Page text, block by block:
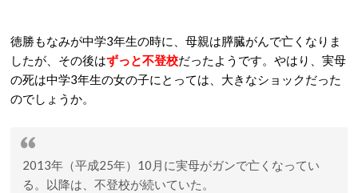
徳勝もなみが中学3年生の時に、母親は膵臓がんで亡くなりま
したが、その後はずっと不登校だったようです。やはり、実母
の死は中学3年生の女の子にとっては、大きなショックだった
のでしょうか。
2013年（平成25年）10月に実母がガンで亡くなってい
る。以降は、不登校が続いていた。